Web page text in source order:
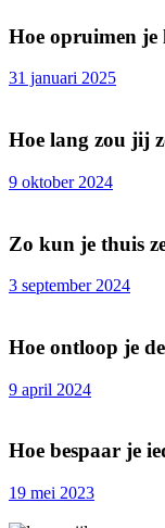
Hoe opruimen
31 januari 2025
Hoe lang zou jij
9 oktober 2024
Zo kun je thuis
3 september 2024
Hoe ontloop je
9 april 2024
Hoe bespaar je
19 mei 2023